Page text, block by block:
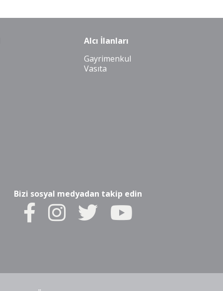
Alcı İlanları
Gayrimenkul
Vasıta
Bizi sosyal medyadan takip edin